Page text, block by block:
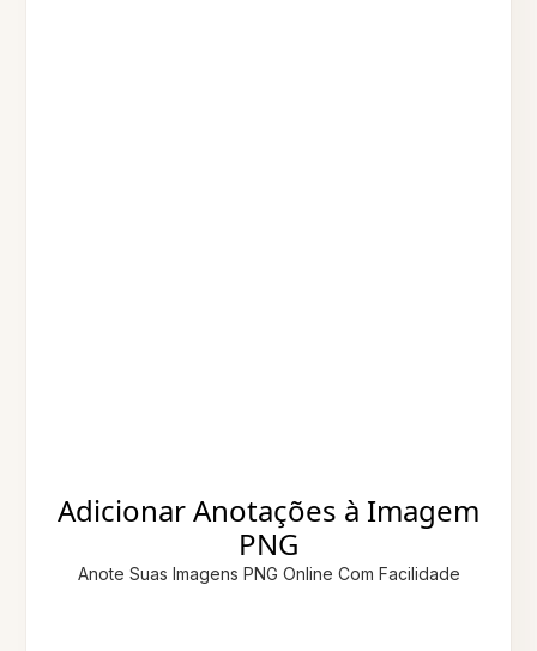
Adicionar Anotações à Imagem
PNG
Anote Suas Imagens PNG Online Com Facilidade